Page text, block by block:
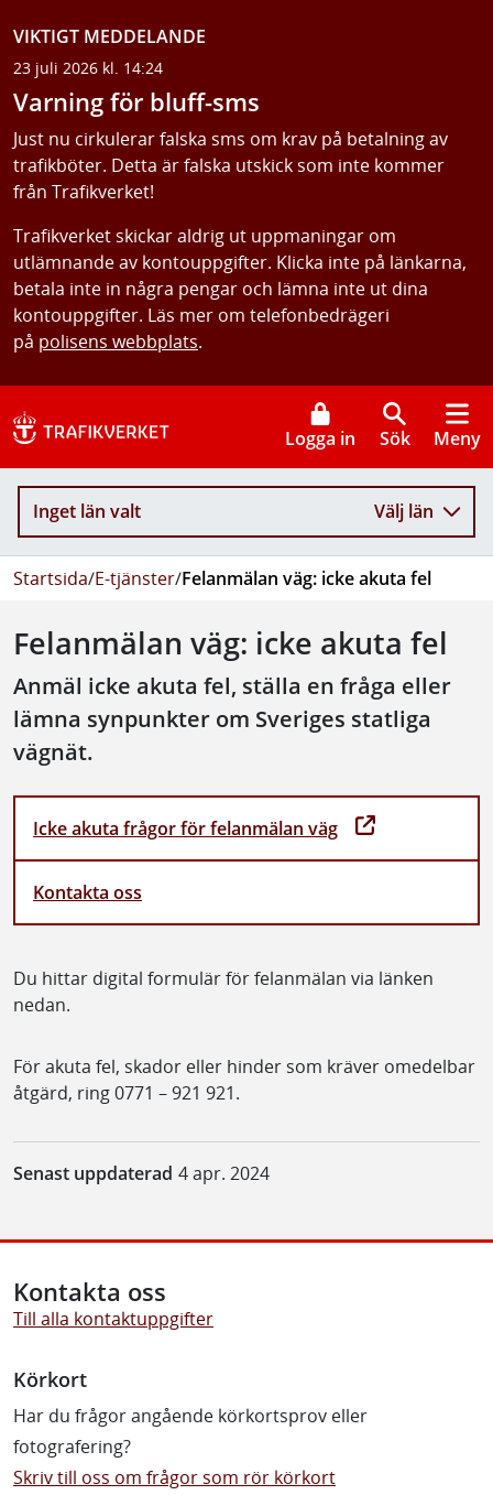
VIKTIGT MEDDELANDE
23 juli 2026 kl. 14:24
Varning för bluff-sms
Just nu cirkulerar falska sms om krav på betalning av
trafikböter. Detta är falska utskick som inte kommer
från Trafikverket!
Trafikverket skickar aldrig ut uppmaningar om
utlämnande av kontouppgifter. Klicka inte på länkarna,
betala inte in några pengar och lämna inte ut dina
kontouppgifter. Läs mer om telefonbedrägeri
på polisens webbplats.
Logga in Sök Meny
Inget län valt Välj län
Startsida/E-tjänster/Felanmälan väg: icke akuta fel
Felanmälan väg: icke akuta fel
Anmäl icke akuta fel, ställa en fråga eller
lämna synpunkter om Sveriges statliga
vägnät.
Icke akuta frågor för felanmälan väg
Kontakta oss
Du hittar digital formulär för felanmälan via länken
nedan.
För akuta fel, skador eller hinder som kräver omedelbar
åtgärd, ring 0771 – 921 921.
Senast uppdaterad 4 apr. 2024
Kontakta oss
Till alla kontaktuppgifter
Körkort
Har du frågor angående körkortsprov eller
fotografering?
Skriv till oss om frågor som rör körkort